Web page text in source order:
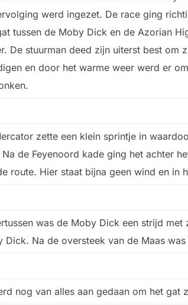
werd ingezet. De race ging
tussen de Moby Dick en de Azorian
De stuurman deed zijn uiterst best om
en door het warme weer werd er
zette een klein sprintje in
de Feyenoord kade ging het achter
route. Hier staat bijna geen wind en in
was de Moby Dick een strijd
Dick. Na de oversteek van de Maas
nog van alles aan gedaan om het gat